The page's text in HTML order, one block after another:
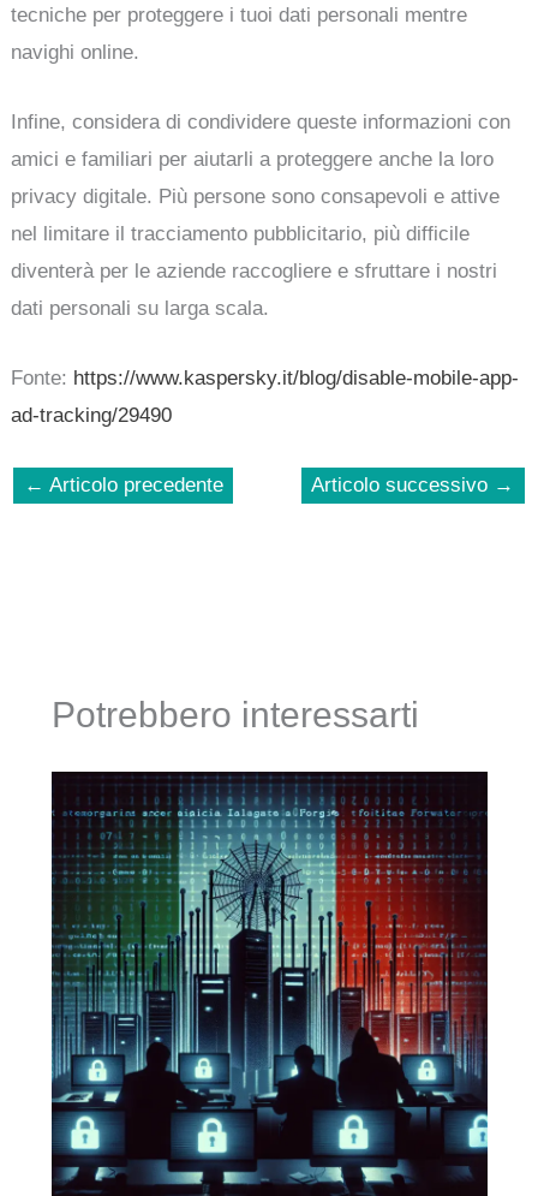
tecniche per proteggere i tuoi dati personali mentre
navighi online.
Infine, considera di condividere queste informazioni con
amici e familiari per aiutarli a proteggere anche la loro
privacy digitale. Più persone sono consapevoli e attive
nel limitare il tracciamento pubblicitario, più difficile
diventerà per le aziende raccogliere e sfruttare i nostri
dati personali su larga scala.
Fonte: https://www.kaspersky.it/blog/disable-mobile-app-
ad-tracking/29490
← Articolo precedente Articolo successivo →
Potrebbero interessarti